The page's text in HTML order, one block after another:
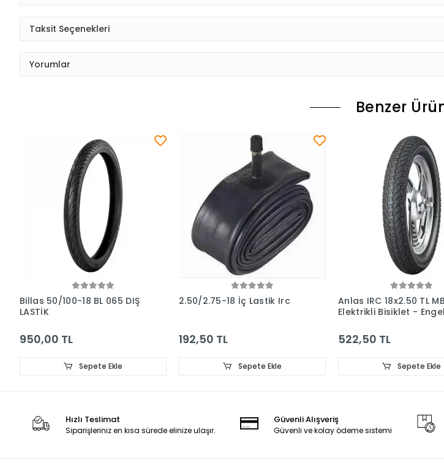
Taksit Seçenekleri
Yorumlar
Benzer
Billas 50/100-18 BL 065 DIŞ
LASTİK
950,00 TL
Sepete Ekle
2.50/2.75-18 İç Lastik Irc
192,50 TL
Sepete Ekle
Anlas IRC 18x2.50 TL
Elektrikli Bisiklet -
522,50 TL
Sepete Ekle
Hızlı Teslimat
Siparişleriniz en kısa sürede elinize ulaşır.
Güvenli Alışveriş
Güvenli ve kolay ödeme sistemi